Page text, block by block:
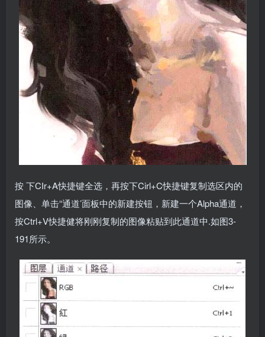
按 下CIr+A快捷键全选，再按下Cirl+C快捷键复制选区内的
图像、单击“通道’面板中的新建按钮，新建一个Alpha通道，
按Ctrl+V快捷健将刚刚复制的图像粘贴到此通道中.如图3-
191所示。